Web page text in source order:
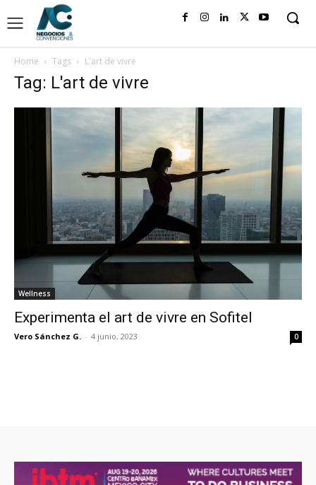
Home Tags L'art de vivre
Tag: L'art de vivre
Wellness
Experimenta el art de vivre en Sofitel
Vero Sánchez G. - 4 junio, 2023 0